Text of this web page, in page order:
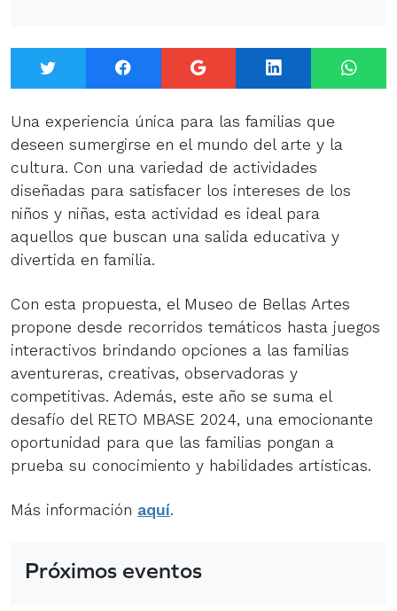
Twitter Facebook Google+ LinkedIn
Una experiencia única para las familias que
deseen sumergirse en el mundo del arte y la
cultura. Con una variedad de actividades
diseñadas para satisfacer los intereses de los
niños y niñas, esta actividad es ideal para
aquellos que buscan una salida educativa y
divertida en familia.
Con esta propuesta, el Museo de Bellas Artes
propone desde recorridos temáticos hasta juegos
interactivos brindando opciones a las familias
aventureras, creativas, observadoras y
competitivas. Además, este año se suma el
desafío del RETO MBASE 2024, una emocionante
oportunidad para que las familias pongan a
prueba su conocimiento y habilidades artísticas.
Más información aquí.
Próximos eventos